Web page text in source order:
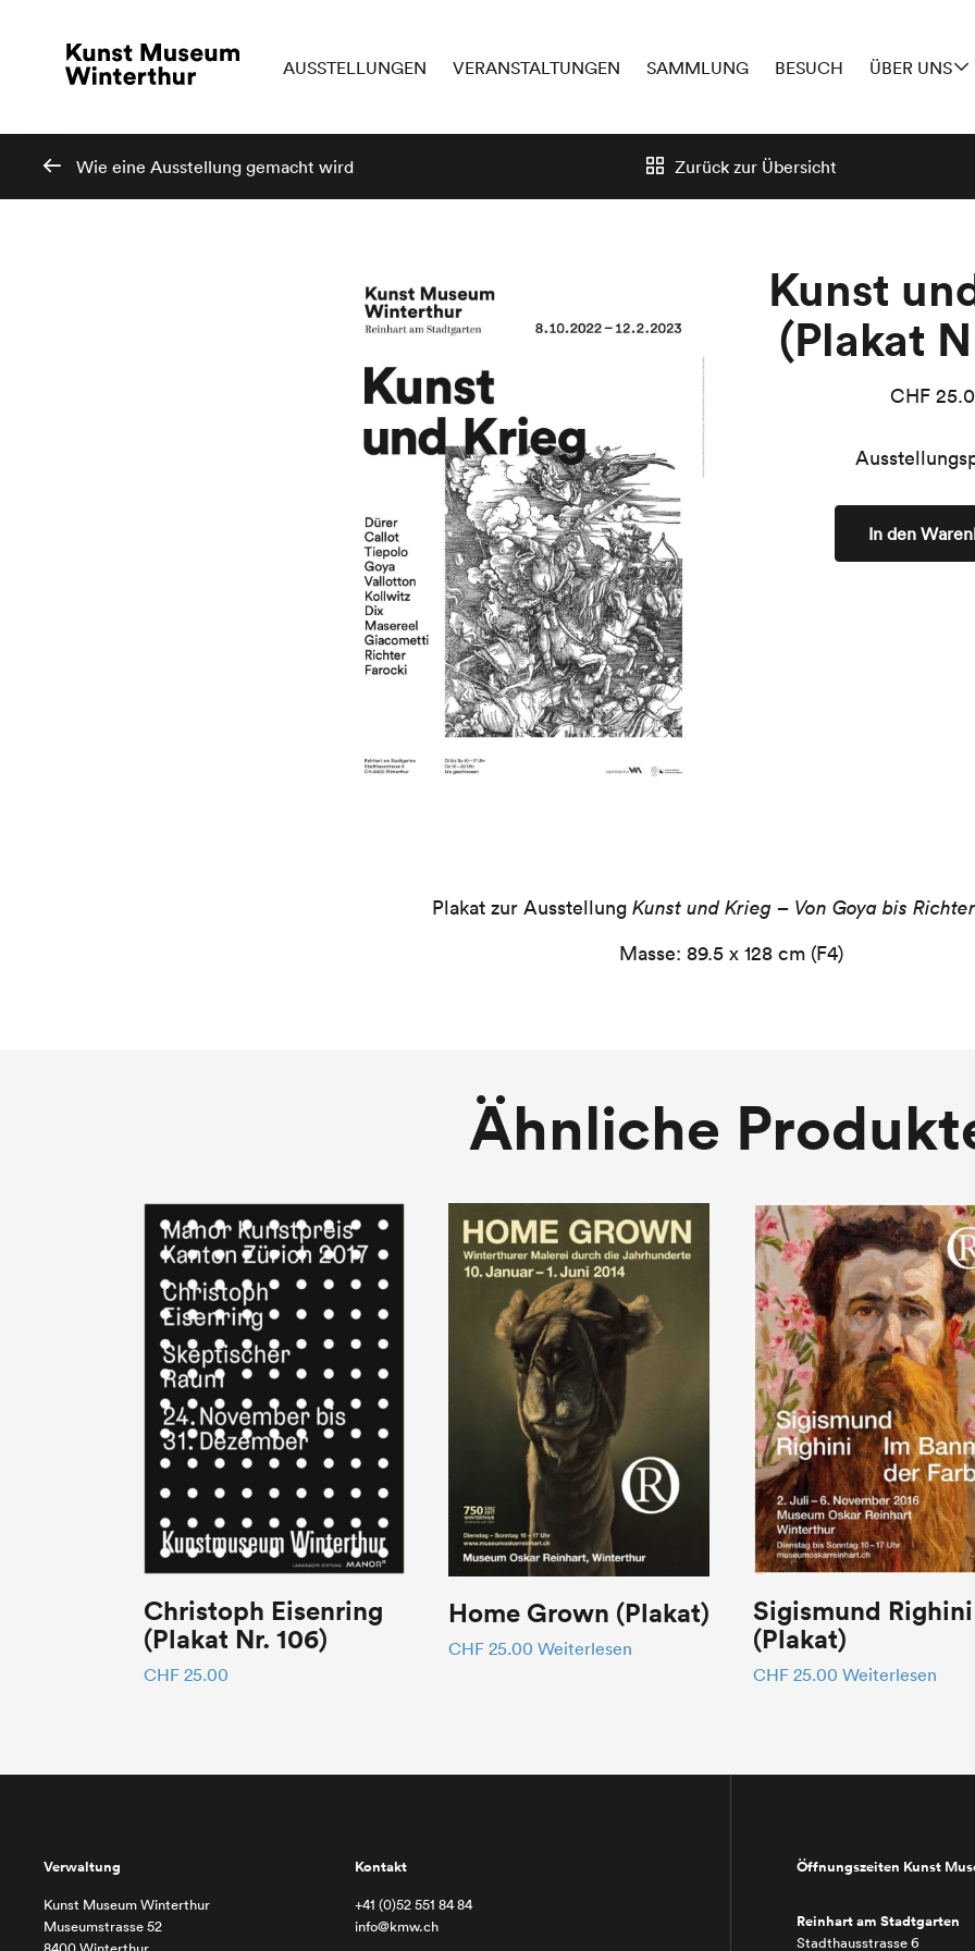
AUSSTELLUNGEN VERANSTALTUNGEN SAMMLUNG BESUCH ÜBER UNS
Wie eine Ausstellung gemacht wird Zurück zur Übersicht
Kunst
(Plakat
CHF
In den
Plakat zur Ausstellung Kunst und Krieg – Von Goya bis
Masse: 89.5 x 128 cm (F4)
Ähnliche
Christoph Eisenring
(Plakat Nr. 106)
CHF 25.00
Home Grown (Plakat)
CHF 25.00 Weiterlesen
Sigismund Righini
(Plakat)
CHF 25.00 Weiterlesen
Verwaltung
Kunst Museum Winterthur
Museumstrasse 52
Kontakt
+41 (0)52 551 84 84
info@kmw.ch
Öffnungszeiten Kunst
Reinhart am Stadtgarten
Stadthausstrasse 6